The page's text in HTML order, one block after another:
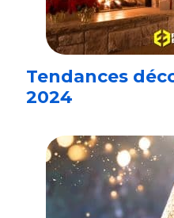
Tendances
2024